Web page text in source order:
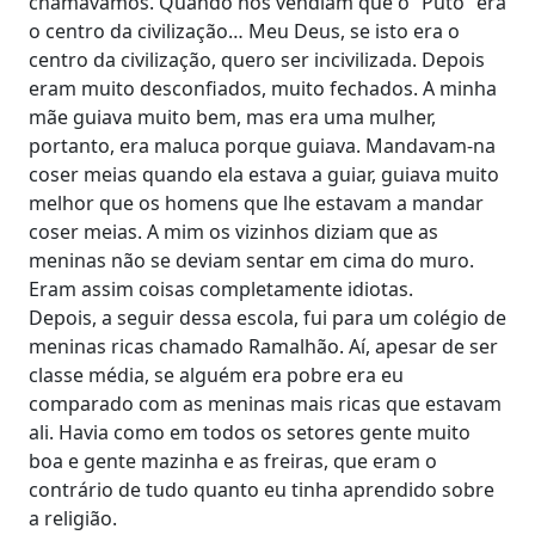
o centro da civilização… Meu Deus, se isto era o
centro da civilização, quero ser incivilizada. Depois
eram muito desconfiados, muito fechados. A minha
mãe guiava muito bem, mas era uma mulher,
portanto, era maluca porque guiava. Mandavam-na
coser meias quando ela estava a guiar, guiava muito
melhor que os homens que lhe estavam a mandar
coser meias. A mim os vizinhos diziam que as
meninas não se deviam sentar em cima do muro.
Eram assim coisas completamente idiotas.
Depois, a seguir dessa escola, fui para um colégio de
meninas ricas chamado Ramalhão. Aí, apesar de ser
classe média, se alguém era pobre era eu
comparado com as meninas mais ricas que estavam
ali. Havia como em todos os setores gente muito
boa e gente mazinha e as freiras, que eram o
contrário de tudo quanto eu tinha aprendido sobre
a religião.